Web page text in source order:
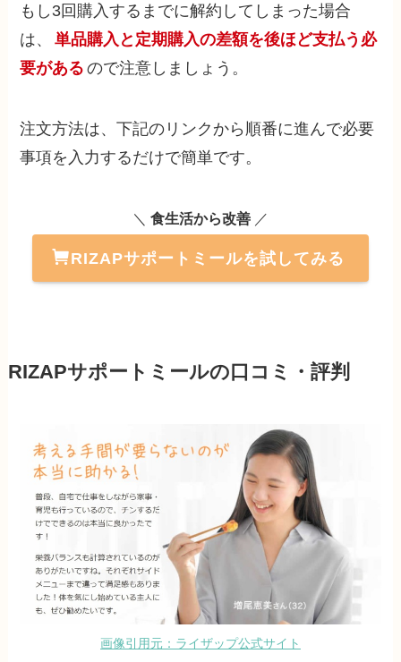
もし3回購入するまでに解約してしまった場合
は、
単品購入と定期購入の差額を後ほど支払う必
要がある ので注意しましょう。
注文方法は、下記のリンクから順番に進んで必要
事項を入力するだけで簡単です。
＼ 食生活から改善 ／
RIZAPサポートミールを試してみる
RIZAPサポートミールの口コミ・評判
画像引用元：ライザップ公式サイト